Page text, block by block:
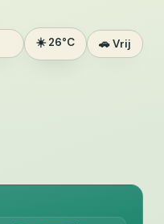
☀️ 26°C 🚗 Vrij